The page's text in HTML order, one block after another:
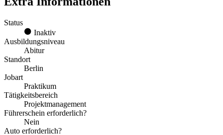
Status
Inaktiv
Ausbildungsniveau
Abitur
Standort
Berlin
Jobart
Praktikum
Tätigkeitsbereich
Projektmanagement
Führerschein erforderlich?
Nein
Auto erforderlich?